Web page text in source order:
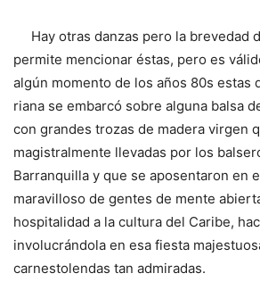
Hay otras danzas pero la brevedad
permite mencionar éstas, pero es
algún momento de los años 80s estas
riana se embarcó sobre alguna balsa
con grandes trozas de madera virgen
magistralmente llevadas por los
Barranquilla y que se aposentaron en
maravilloso de gentes de mente
hospitalidad a la cultura del Caribe,
involucrándola en esa fiesta
carnestolendas tan admiradas.